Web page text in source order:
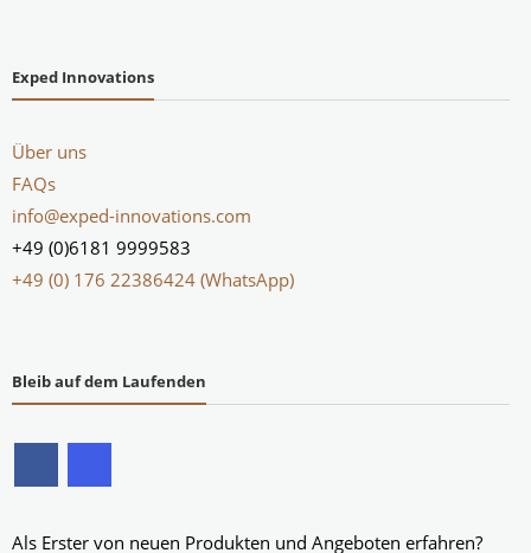
Exped Innovations
Über uns
FAQs
info@exped-innovations.com
+49 (0)6181 9999583
+49 (0) 176 22386424 (WhatsApp)
Bleib auf dem Laufenden
Als Erster von neuen Produkten und Angeboten erfahren?